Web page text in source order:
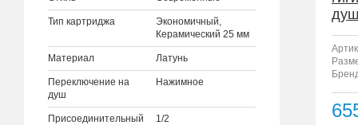
Тип картриджа
Экономичный,
Керамический 25 мм
Материал Латунь
Переключение на
душ
Нажимное
Присоединительный
1/2
23